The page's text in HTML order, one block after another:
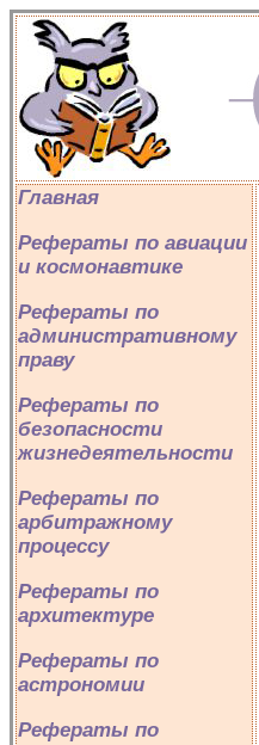
Главная
Рефераты по авиации
и космонавтике
Рефераты по
административному
праву
Рефераты по
безопасности
жизнедеятельности
Рефераты по
арбитражному
процессу
Рефераты по
архитектуре
Рефераты по
астрономии
Рефераты по